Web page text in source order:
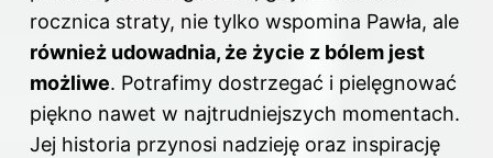
rocznica straty, nie tylko wspomina Pawła, ale
również udowadnia, że życie z bólem jest
możliwe. Potrafimy dostrzegać i pielęgnować
piękno nawet w najtrudniejszych momentach.
Jej historia przynosi nadzieję oraz inspirację